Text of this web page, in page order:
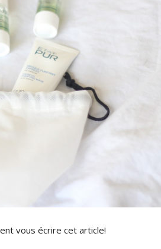
vous écrire cet article!